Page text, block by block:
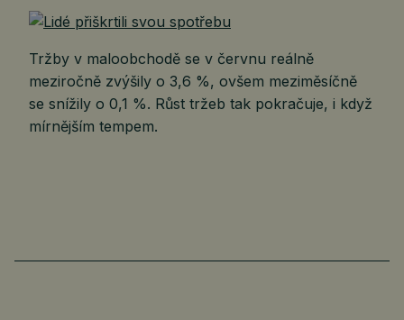
Tržby v maloobchodě se v červnu reálně
meziročně zvýšily o 3,6 %, ovšem meziměsíčně
se snížily o 0,1 %. Růst tržeb tak pokračuje, i když
mírnějším tempem.